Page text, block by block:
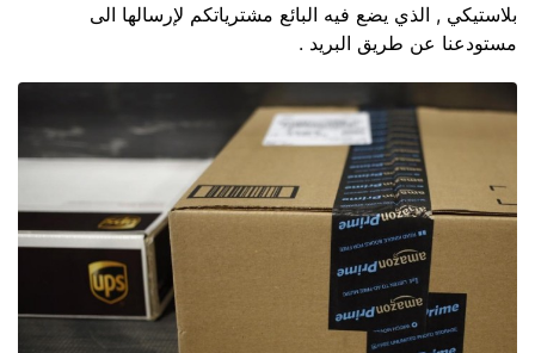
بلاستيكي , الذي يضع فيه البائع مشترياتكم لإرسالها الى
مستودعنا عن طريق البريد .